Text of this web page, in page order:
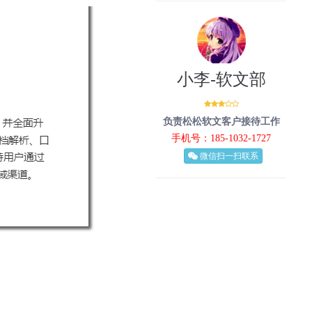
小李-软文部
负责松松软文客户接待工作
手机号：185-1032-1727
微信扫一扫联系